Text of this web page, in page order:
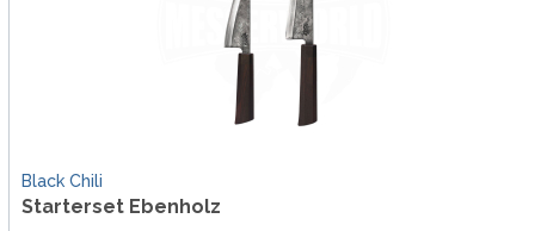
Black Chili
Starterset Ebenholz